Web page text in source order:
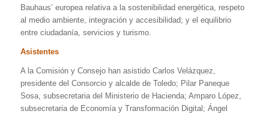
Bauhaus’ europea relativa a la sostenibilidad energética, respeto
al medio ambiente, integración y accesibilidad; y el equilibrio
entre ciudadanía, servicios y turismo.
Asistentes
A la Comisión y Consejo han asistido Carlos Velázquez,
presidente del Consorcio y alcalde de Toledo; Pilar Paneque
Sosa, subsecretaria del Ministerio de Hacienda; Amparo López,
subsecretaria de Economía y Transformación Digital; Ángel